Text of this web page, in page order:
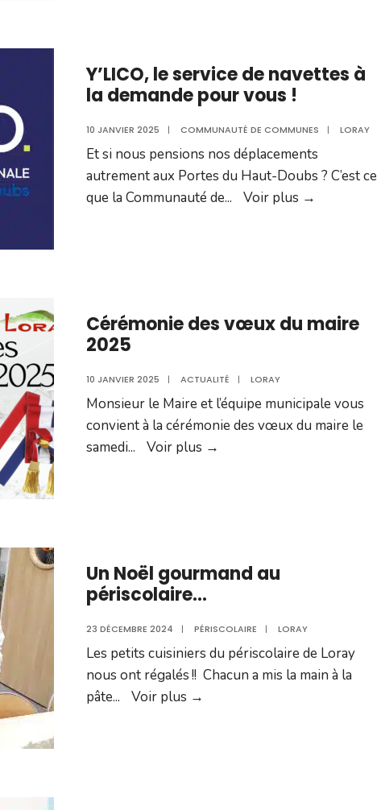
Y’LICO, le service de navettes à
la demande pour vous !
10 JANVIER 2025 | COMMUNAUTÉ DE COMMUNES | LORAY
Et si nous pensions nos déplacements
autrement aux Portes du Haut-Doubs ? C’est ce
que la Communauté de... Voir plus →
la
!
Cérémonie des vœux du maire
2025
10 JANVIER 2025 | ACTUALITÉ | LORAY
Monsieur le Maire et l’équipe municipale vous
convient à la cérémonie des vœux du maire le
samedi... Voir plus →
Un Noël gourmand au
périscolaire…
23 DÉCEMBRE 2024 | PÉRISCOLAIRE | LORAY
Les petits cuisiniers du périscolaire de Loray
nous ont régalés !! Chacun a mis la main à la
pâte... Voir plus →